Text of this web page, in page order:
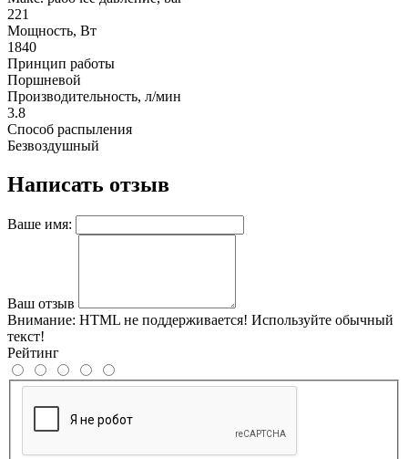
221
Мощность, Вт
1840
Принцип работы
Поршневой
Производительность, л/мин
3.8
Способ распыления
Безвоздушный
Написать отзыв
Ваше имя:
Ваш отзыв
Внимание: HTML не поддерживается! Используйте обычный
текст!
Рейтинг